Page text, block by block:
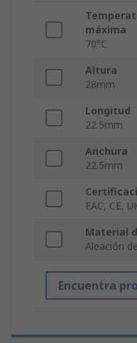
máxima
70°C
Altura
28mm
Longitud
22.5mm
Anchura
22.5mm
EAC, CE,
Material
Aleación
Encuentra